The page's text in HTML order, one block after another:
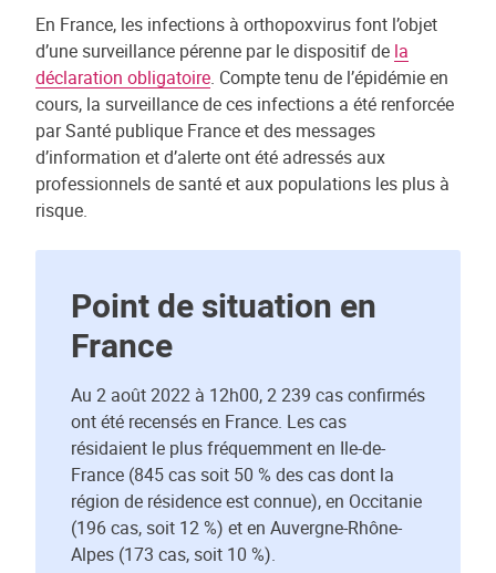
En France, les infections à orthopoxvirus font l’objet
d’une surveillance pérenne par le dispositif de la
déclaration obligatoire. Compte tenu de l’épidémie en
cours, la surveillance de ces infections a été renforcée
par Santé publique France et des messages
d’information et d’alerte ont été adressés aux
professionnels de santé et aux populations les plus à
risque.
Point de situation en
France
Au 2 août 2022 à 12h00, 2 239 cas confirmés
ont été recensés en France. Les cas
résidaient le plus fréquemment en Ile-de-
France (845 cas soit 50 % des cas dont la
région de résidence est connue), en Occitanie
(196 cas, soit 12 %) et en Auvergne-Rhône-
Alpes (173 cas, soit 10 %).